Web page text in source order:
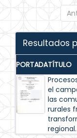
Resultados
PORTADATÍTULO
el
las
rurales
regional.